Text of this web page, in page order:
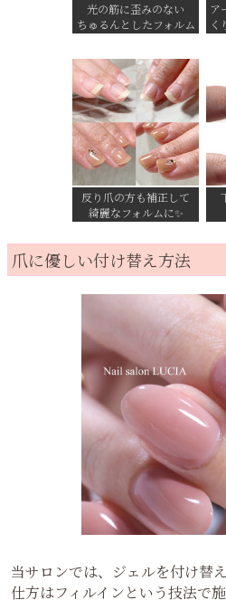
光の筋に歪みのない
ちゅるんとしたフォルム
ア
く
反り爪の方も補正して
綺麗なフォルムに✨
爪に優しい付け替え方法
当サロンでは、ジェルを付け替
仕方はフィルインという技法で施